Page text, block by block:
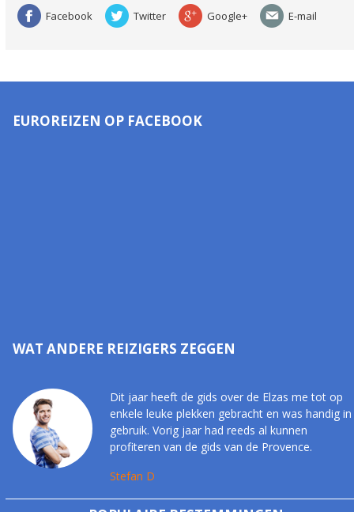
Facebook Twitter Google+ E-mail
EUROREIZEN OP FACEBOOK
WAT ANDERE REIZIGERS ZEGGEN
Dit jaar heeft de gids over de Elzas me tot op
enkele leuke plekken gebracht en was handig in
gebruik. Vorig jaar had reeds al kunnen
profiteren van de gids van de Provence.
Stefan D